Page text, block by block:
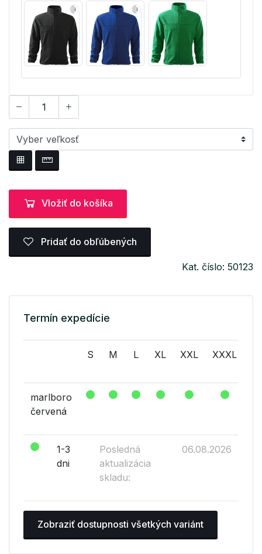
Vložiť do košíka
Pridať do obľúbených
Kat. číslo: 50123
Termín expedície
S M L XL XXL XXXL
marlboro
červená
1-3
dni
Posledná
aktualizácia
skladu:
06.08.2026
Zobraziť dostupnosti všetkých variánt